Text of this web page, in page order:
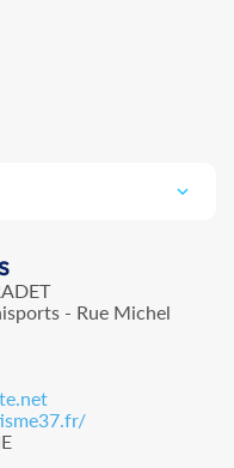
- Rue Michel